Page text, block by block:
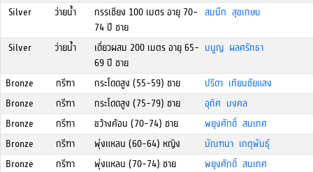
Silver ว่ายน้ำ
กรรเชียง 100 เมตร อายุ 70-
74 ปี ชาย
สมนึก สุขเกษม
Silver ว่ายน้ำ
เดี่ยวผสม 200 เมตร อายุ 65-
69 ปี ชาย
มนูญ ผลศรัทธา
Bronze กรีฑา กระโดดสูง (55-59) ชาย
ปรีดา เทียนชัยแสง
Bronze
กรีฑา กระโดดสูง (75-79) ชาย
อุทิศ มงคล
Bronze
กรีฑา ขว้างค้อน (70-74) ชาย
พยุงศักดิ์ สนเทศ
Bronze
กรีฑา พุ่งแหลน (60-64) หญิง
มัณฑนา เกตุพันธุ์
Bronze
กรีฑา พุ่งแหลน (70-74) ชาย
พยุงศักดิ์ สนเทศ